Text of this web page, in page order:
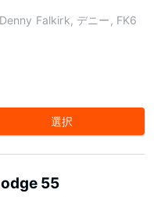
Falkirk, デニー, FK6
選択
55